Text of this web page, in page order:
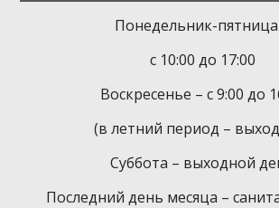
Понедельник-
с 10:00 до 17:00
Воскресенье – с 9:00 до
(в летний период –
Суббота – выходной
Последний день месяца –